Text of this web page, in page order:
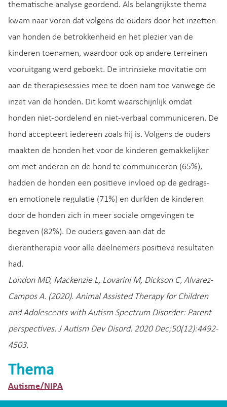
thematische analyse geordend. Als belangrijkste thema
kwam naar voren dat volgens de ouders door het inzetten
van honden de betrokkenheid en het plezier van de
kinderen toenamen, waardoor ook op andere terreinen
vooruitgang werd geboekt. De intrinsieke movitatie om
aan de therapiesessies mee te doen nam toe vanwege de
inzet van de honden. Dit komt waarschijnlijk omdat
honden niet-oordelend en niet-verbaal communiceren. De
hond accepteert iedereen zoals hij is. Volgens de ouders
maakten de honden het voor de kinderen gemakkelijker
om met anderen en de hond te communiceren (65%),
hadden de honden een positieve invloed op de gedrags-
en emotionele regulatie (71%) en durfden de kinderen
door de honden zich in meer sociale omgevingen te
begeven (82%). De ouders gaven aan dat de
dierentherapie voor alle deelnemers positieve resultaten
had.
London MD, Mackenzie L, Lovarini M, Dickson C, Alvarez-
Campos A. (2020). Animal Assisted Therapy for Children
and Adolescents with Autism Spectrum Disorder: Parent
perspectives. J Autism Dev Disord. 2020 Dec;50(12):4492-
4503.
Thema
Autisme/NIPA